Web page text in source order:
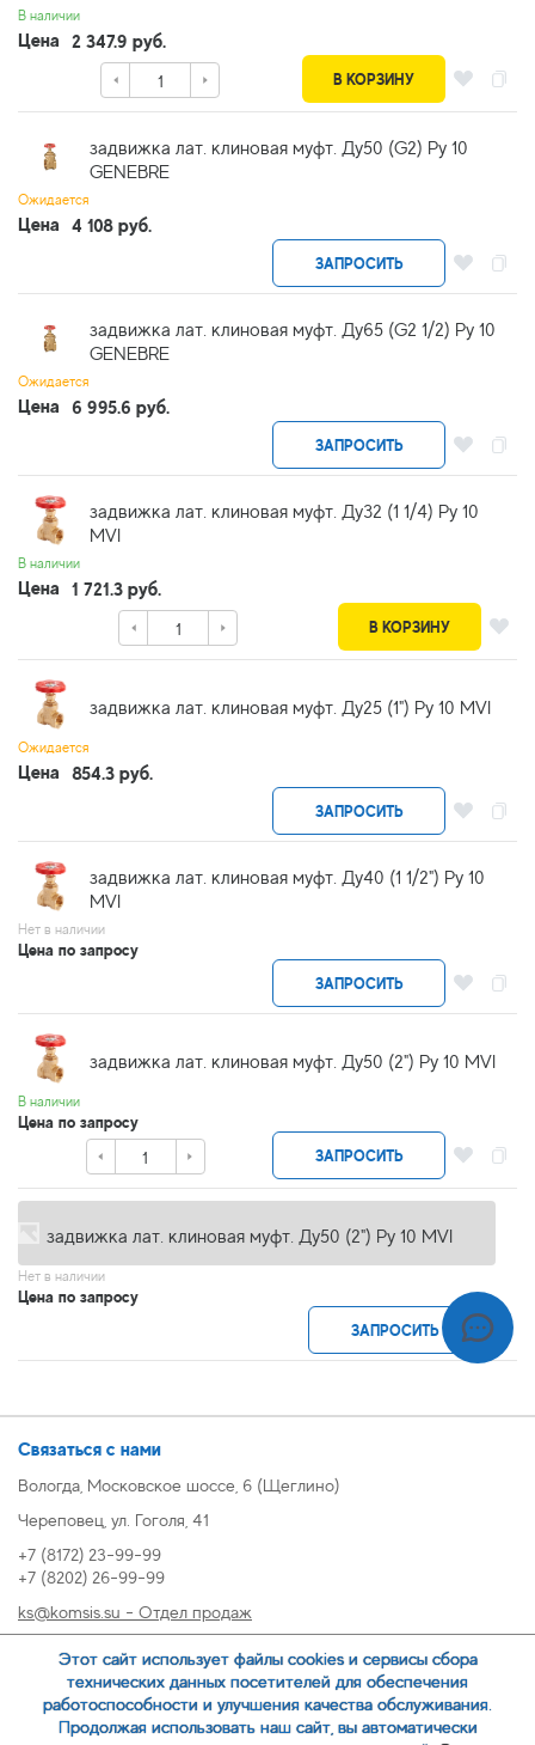
В наличии
Цена 2 347.9 руб.
В КОРЗИНУ
задвижка лат. клиновая муфт. Ду50 (G2) Ру 10
GENEBRE
Ожидается
Цена 4 108 руб.
ЗАПРОСИТЬ
задвижка лат. клиновая муфт. Ду65 (G2 1/2) Ру 10
GENEBRE
Ожидается
Цена 6 995.6 руб.
ЗАПРОСИТЬ
задвижка лат. клиновая муфт. Ду32 (1 1/4) Ру 10
MVI
В наличии
Цена 1 721.3 руб.
В КОРЗИНУ
задвижка лат. клиновая муфт. Ду25 (1") Ру 10 MVI
Ожидается
Цена 854.3 руб.
ЗАПРОСИТЬ
задвижка лат. клиновая муфт. Ду40 (1 1/2") Ру 10
MVI
Нет в наличии
Цена по запросу
ЗАПРОСИТЬ
задвижка лат. клиновая муфт. Ду50 (2") Ру 10 MVI
В наличии
Цена по запросу
ЗАПРОСИТЬ
задвижка лат. клиновая муфт. Ду50 (2") Ру 10 MVI
Нет в наличии
Цена по запросу
ЗАПРОСИТЬ
Связаться с нами
Вологда, Московское шоссе, 6 (Щеглино)
Череповец, ул. Гоголя, 41
+7 (8172) 23-99-99
+7 (8202) 26-99-99
ks@komsis.su - Отдел продаж
oz@komsis.su - Отдел закупок
ЗАКАЗАТЬ ЗВОНОК
Этот сайт использует файлы cookies и сервисы сбора
технических данных посетителей для обеспечения
работоспособности и улучшения качества обслуживания.
Продолжая использовать наш сайт, вы автоматически